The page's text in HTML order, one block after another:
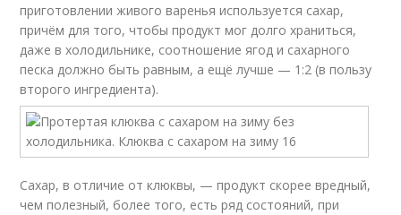
приготовлении живого варенья используется сахар,
причём для того, чтобы продукт мог долго храниться,
даже в холодильнике, соотношение ягод и сахарного
песка должно быть равным, а ещё лучше — 1:2 (в пользу
второго ингредиента).
Сахар, в отличие от клюквы, — продукт скорее вредный,
чем полезный, более того, есть ряд состояний, при